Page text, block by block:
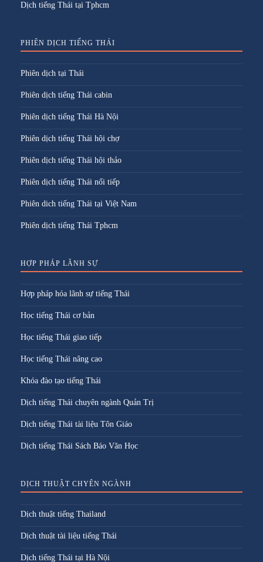
Dịch tiếng Thái tại Tphcm
PHIÊN DỊCH TIẾNG THÁI
Phiên dịch tại Thái
Phiên dịch tiếng Thái cabin
Phiên dịch tiếng Thái Hà Nội
Phiên dịch tiếng Thái hội chợ
Phiên dịch tiếng Thái hội thảo
Phiên dịch tiếng Thái nối tiếp
Phiên dich tiếng Thái tại Việt Nam
Phiên dịch tiếng Thái Tphcm
HỢP PHÁP LÃNH SỰ
Hợp pháp hóa lãnh sự tiếng Thái
Học tiếng Thái cơ bản
Học tiếng Thái giao tiếp
Học tiếng Thái nâng cao
Khóa đào tạo tiếng Thái
Dịch tiếng Thái chuyên ngành Quản Trị
Dịch tiếng Thái tài liệu Tôn Giáo
Dịch tiếng Thái Sách Báo Văn Học
DỊCH THUẬT CHYÊN NGÀNH
Dịch thuật tiếng Thailand
Dịch thuật tài liệu tiếng Thái
Dịch tiếng Thái tại Hà Nội